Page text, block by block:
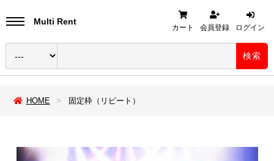
Multi Rent
検索
カート 会員登録 ログイン
HOME 固定枠（リピート）